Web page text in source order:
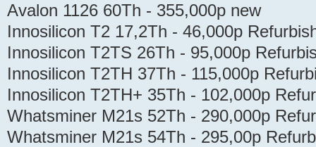
Avalon 1126 60Th - 355,000р new
Innosilicon T2 17,2Th - 46,000р
Innosilicon T2TS 26Th - 95,000р
Innosilicon T2TH 37Th - 115,000р
Innosilicon T2TH+ 35Th - 102,000р
Whatsminer M21s 52Th - 290,000р
Whatsminer M21s 54Th - 295,00р